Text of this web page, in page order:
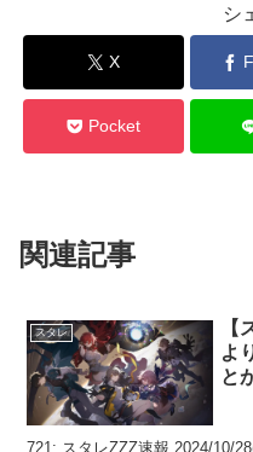
シ
X
Pocket
関連記事
スタレ
【
よ
と
721: スタレZZZ速報 2024/10/